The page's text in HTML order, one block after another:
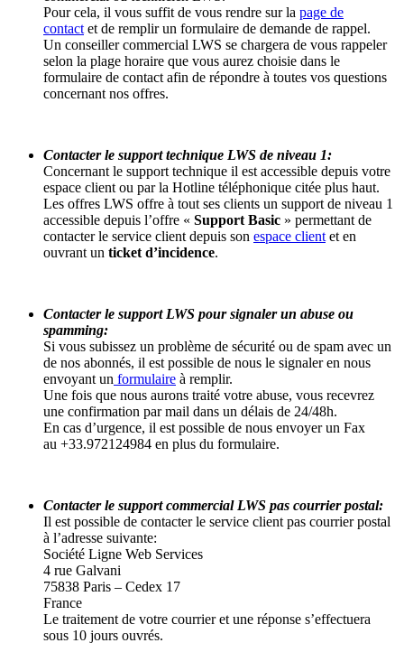
Pour cela, il vous suffit de vous rendre sur la page de
contact et de remplir un formulaire de demande de rappel.
Un conseiller commercial LWS se chargera de vous rappeler
selon la plage horaire que vous aurez choisie dans le
formulaire de contact afin de répondre à toutes vos questions
concernant nos offres.
Contacter le support technique LWS de niveau 1:
Concernant le support technique il est accessible depuis votre
espace client ou par la Hotline téléphonique citée plus haut.
Les offres LWS offre à tout ses clients un support de niveau 1
accessible depuis l’offre « Support Basic » permettant de
contacter le service client depuis son espace client et en
ouvrant un ticket d’incidence.
Contacter le support LWS pour signaler un abuse ou
spamming:
Si vous subissez un problème de sécurité ou de spam avec un
de nos abonnés, il est possible de nous le signaler en nous
envoyant un formulaire à remplir.
Une fois que nous aurons traité votre abuse, vous recevrez
une confirmation par mail dans un délais de 24/48h.
En cas d’urgence, il est possible de nous envoyer un Fax
au +33.972124984 en plus du formulaire.
Contacter le support commercial LWS pas courrier postal:
Il est possible de contacter le service client pas courrier postal
à l’adresse suivante:
Société Ligne Web Services
4 rue Galvani
75838 Paris – Cedex 17
France
Le traitement de votre courrier et une réponse s’effectuera
sous 10 jours ouvrés.